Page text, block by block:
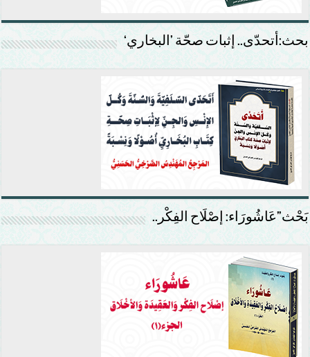
بحث:أتحدّى.. إثبات صحّة ’البخاري‘
بَحْث”عَاشُورَاء: إصْلَاح الفِكْر..